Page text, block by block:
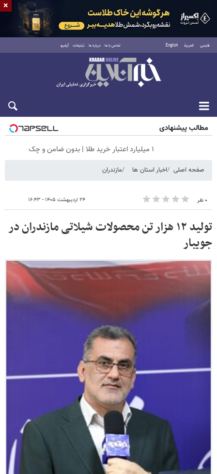
فارسی العربية English تماس با ما درباره ما تبلیغات آرشیو
شنبه ۱۷ مرداد ۱۴۰۵
مطالب پیشنهادی
۱ میلیارد اعتبار خرید طلا | بدون ضامن و چک
صفحه اصلی اخبار استان ها مازندران
۰ نفر ۲۴ اردیبهشت ۱۴۰۵ - ۱۶:۴۳
تولید ۱۲ هزار تن محصولات شیلاتی مازندران در
جویبار
×